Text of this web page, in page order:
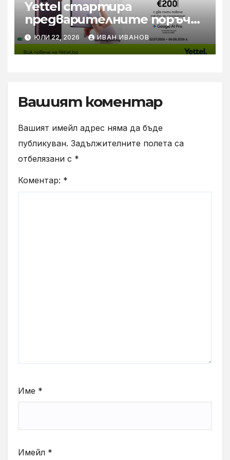
Yettel стартира
предварителните поръчки
за новите Samsung Galaxy Z
Flip8, Fold8 и Fold8 Ultra
ЮЛИ 22, 2026 ИВАН ИВАНОВ
Вашият коментар
Вашият имейл адрес няма да бъде
публикуван. Задължителните полета са
отбелязани с *
Коментар: *
Име *
Имейл *